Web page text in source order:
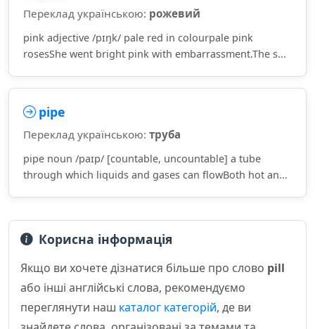
Переклад українською: рожевий
pink adjective /pɪŋk/ pale red in colourpale pink
rosesShe went bright pink with embarrassment.The s...
pipe
Переклад українською: труба
pipe noun /paɪp/ [countable, uncountable] a tube
through which liquids and gases can flowBoth hot an...
Корисна інформація
Якщо ви хочете дізнатися більше про слово pill
або інші англійські слова, рекомендуємо
переглянути наш каталог категорій, де ви